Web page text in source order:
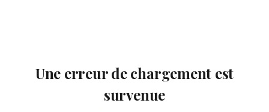
Une erreur de chargement est
survenue